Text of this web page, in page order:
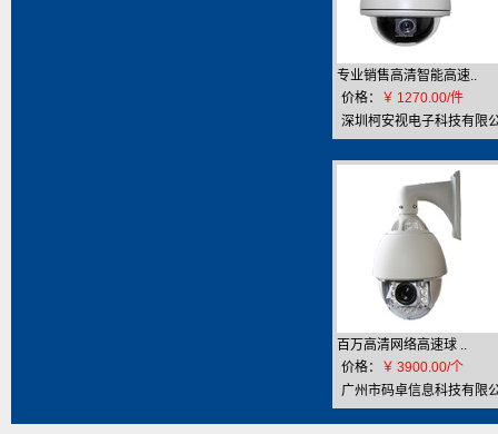
专业销售高清智能高速..
价格：
￥ 1270.00/件
深圳柯安视电子科技有限
司
百万高清网络高速球 ..
价格：
￥ 3900.00/个
广州市码卓信息科技有限
司